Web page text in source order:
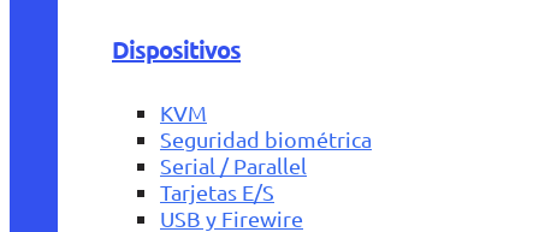
Dispositivos
KVM
Seguridad biométrica
Serial / Parallel
Tarjetas E/S
USB y Firewire